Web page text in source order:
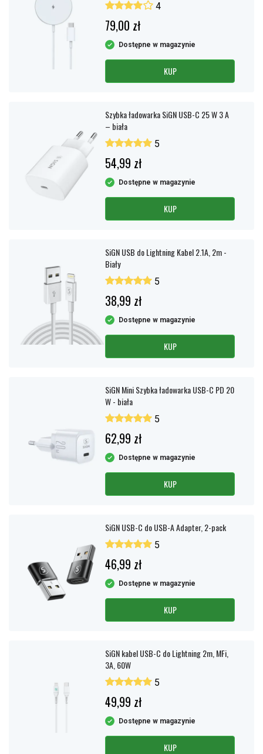
4
79,00 zł
Dostępne w magazynie
KUP
Szybka ładowarka SiGN USB-C 25 W 3 A
– biała
5
54,99 zł
Dostępne w magazynie
KUP
SiGN USB do Lightning Kabel 2.1A, 2m -
Biały
5
38,99 zł
Dostępne w magazynie
KUP
SiGN Mini Szybka ładowarka USB-C PD 20
W - biała
5
62,99 zł
Dostępne w magazynie
KUP
SiGN USB-C do USB-A Adapter, 2-pack
5
46,99 zł
Dostępne w magazynie
KUP
SiGN kabel USB-C do Lightning 2m, MFi,
3A, 60W
5
49,99 zł
Dostępne w magazynie
KUP